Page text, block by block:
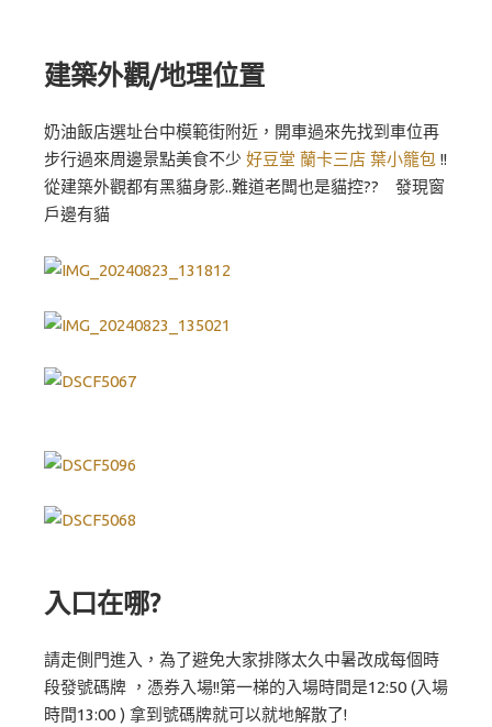
建築外觀/地理位置
奶油飯店選址台中模範街附近，開車過來先找到車位再
步行過來周邊景點美食不少 好豆堂 蘭卡三店 葉小籠包 !!
從建築外觀都有黑貓身影..難道老闆也是貓控?? 發現窗
戶邊有貓
入口在哪?
請走側門進入，為了避免大家排隊太久中暑改成每個時
段發號碼牌 ，憑券入場!!第一梯的入場時間是12:50 (入場
時間13:00 ) 拿到號碼牌就可以就地解散了!